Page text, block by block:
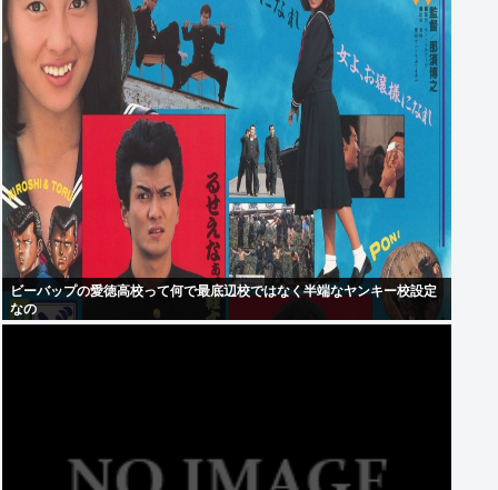
ビーバップの愛徳高校って何で最底辺校ではなく半端なヤンキー校設定
なの